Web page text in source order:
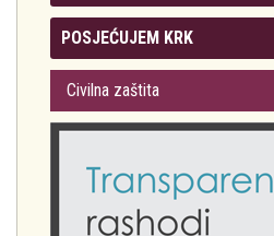
Kolegij gradonačelnika
Gradsko vijeće
Odluke Grada Krka (Službene
POSJEĆUJEM KRK
Plan Grada Krka
Krk 360° VR panorama
Krk uživo
Fotogalerije
Civilna zaštita